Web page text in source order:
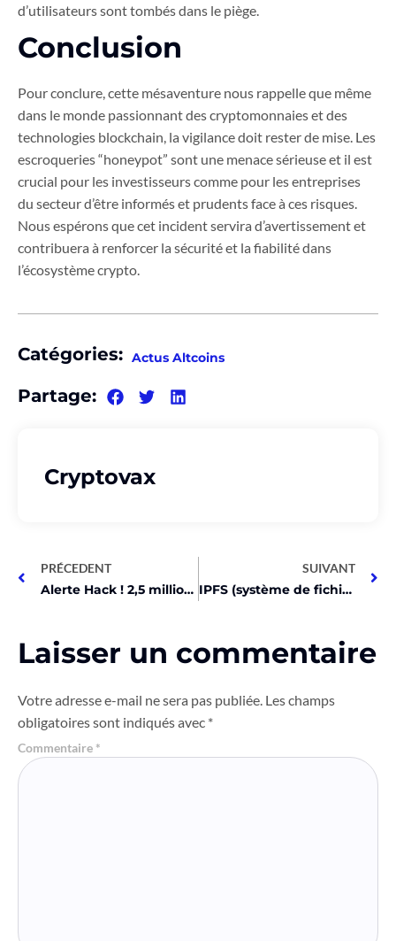
d’utilisateurs sont tombés dans le piège.
Conclusion
Pour conclure, cette mésaventure nous rappelle que même
dans le monde passionnant des cryptomonnaies et des
technologies blockchain, la vigilance doit rester de mise. Les
escroqueries “honeypot” sont une menace sérieuse et il est
crucial pour les investisseurs comme pour les entreprises
du secteur d’être informés et prudents face à ces risques.
Nous espérons que cet incident servira d’avertissement et
contribuera à renforcer la sécurité et la fiabilité dans
l’écosystème crypto.
Catégories: Actus Altcoins
Partage:
Cryptovax
PRÉCEDENT
Alerte Hack ! 2,5 millions volés et transférés sur Ethereum !
SUIVANT
IPFS (système de fichiers interplanétaire) : qu’est-ce que c’est ?
Laisser un commentaire
Votre adresse e-mail ne sera pas publiée. Les champs
obligatoires sont indiqués avec *
Commentaire *